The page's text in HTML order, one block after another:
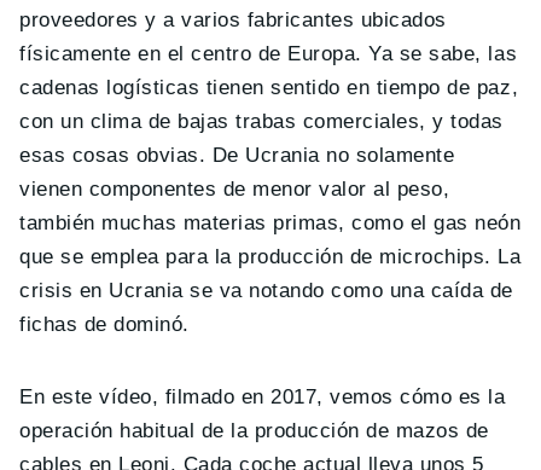
proveedores y a varios fabricantes ubicados
físicamente en el centro de Europa. Ya se sabe, las
cadenas logísticas tienen sentido en tiempo de paz,
con un clima de bajas trabas comerciales, y todas
esas cosas obvias. De Ucrania no solamente
vienen componentes de menor valor al peso,
también muchas materias primas, como el gas neón
que se emplea para la producción de microchips. La
crisis en Ucrania se va notando como una caída de
fichas de dominó.
En este vídeo, filmado en 2017, vemos cómo es la
operación habitual de la producción de mazos de
cables en Leoni. Cada coche actual lleva unos 5